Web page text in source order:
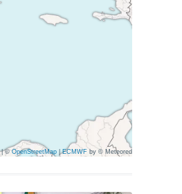
|©OpenStreetMap |ECMWF by © Meteored